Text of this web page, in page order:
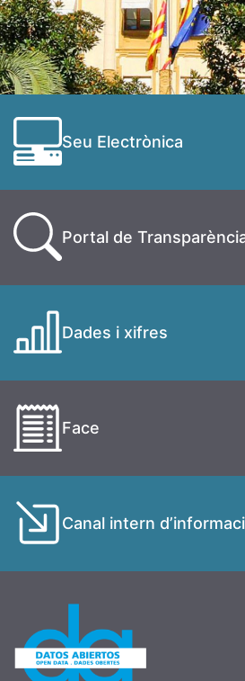
Seu Electrònica
Portal de
Dades i xifres
Face
Canal intern